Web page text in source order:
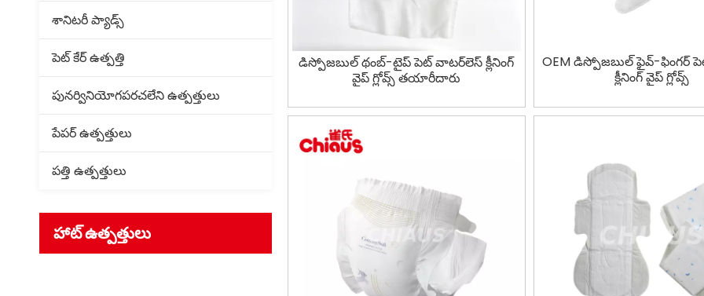
శానిటరీ ప్యాడ్స్
పెట్ కేర్ ఉత్పత్తి
పునర్వినియోగపరచలేని ఉత్పత్తులు
పేపర్ ఉత్పత్తులు
పత్తి ఉత్పత్తులు
హాట్ ఉత్పత్తులు
డిస్పోజబుల్ థంబ్-టైప్ పెట్ వాటర్‌లెస్ క్లీనింగ్
వైప్ గ్లోవ్స్ తయారీదారు
OEM డిస్పోజబుల్ ఫైవ్-ఫింగర్
క్లీనింగ్ వైప్ గ్లోవ్స్